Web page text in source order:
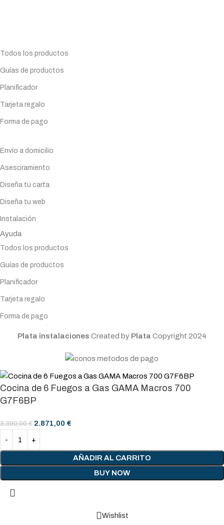
Todos los productos
Guías de productos
Planificador
Tarjeta regalo
Forma de pago
Envío a domicilio
Asesoramiento
Diseña tu carta
Diseña tu web
Instalación
Ayuda
Todos los productos
Guías de productos
Planificador
Tarjeta regalo
Forma de pago
Plata instalaciones Created by Plata Copyright 2024
Cocina de 6 Fuegos a Gas GAMA Macros 700
G7F6BP
3.390,00€ 2.871,00 €
AÑADIR AL CARRITO
BUY NOW
Wishlist